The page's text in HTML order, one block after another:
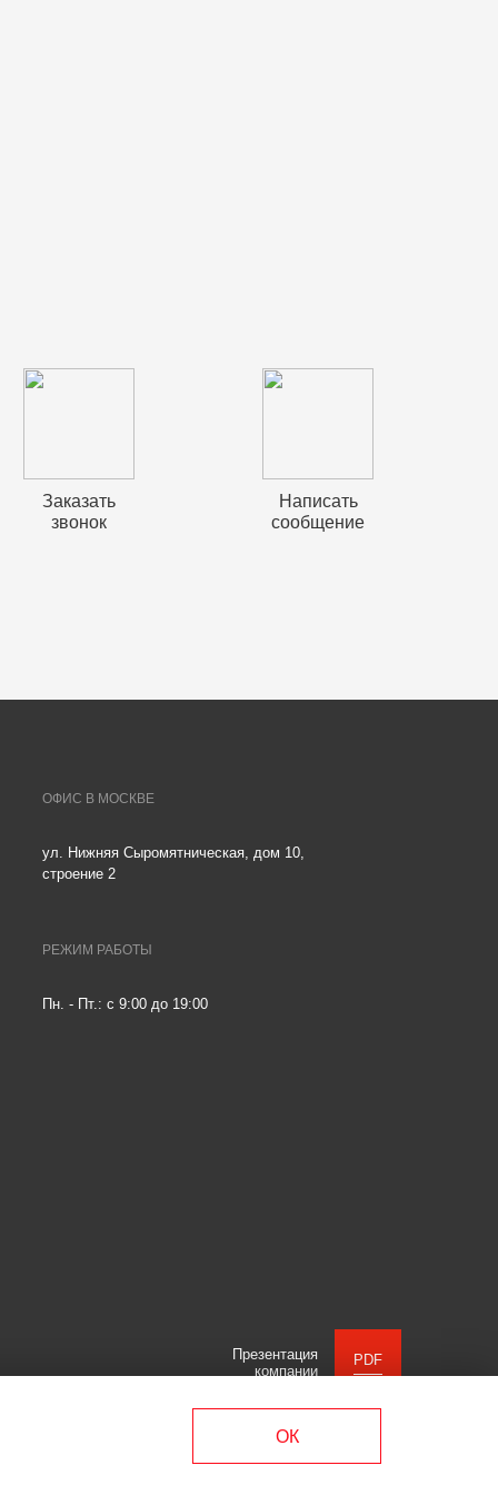
Заказать
звонок
Написать
сообщение
ОФИС В МОСКВЕ
ул. Нижняя Сыромятническая, дом 10,
строение 2
РЕЖИМ РАБОТЫ
Пн. - Пт.: с 9:00 до 19:00
Презентация
компании
PDF
ОК